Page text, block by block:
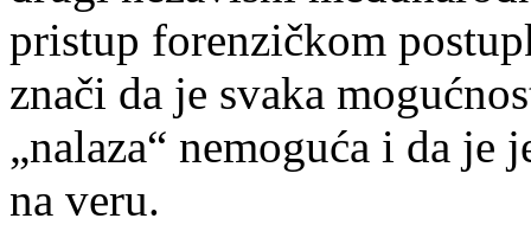
pristup forenzičkom
znači da je svaka
„nalaza“ nemoguća i da
na veru.